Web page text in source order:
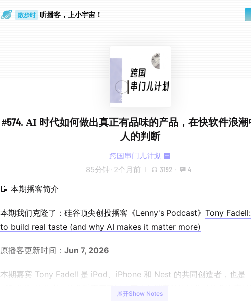
散步时 听播客，上小宇宙！
#574. AI 时代如何做出真正有品味的产品，在快软件浪潮
人的判断
跨国串门儿计划
85分钟 · 2个月前 3192 · 4
📝 本期播客简介
本期我们克隆了：硅谷顶尖创投播客《Lenny's Podcast》 Tony
to build real taste (and why AI makes it matter more)
原播客更新时间： Jun 7, 2026
本期嘉宾 Tony Fadell 是 iPod、iPhone 和 Nest 的共同创造者，也是
《Build》的作者。他几乎亲历了过去三十年消费科技最关键的几次产品
展开Show Notes